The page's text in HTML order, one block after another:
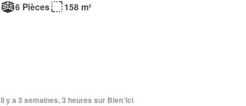
6 Pièces
158 m²
Il y a 3 semaines, 3 heures sur Bien´ici